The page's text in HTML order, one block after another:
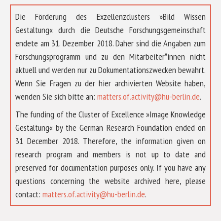
Die Förderung des Exzellenzclusters »Bild Wissen
Gestaltung« durch die Deutsche Forschungsgemeinschaft
endete am 31. Dezember 2018. Daher sind die Angaben zum
Forschungsprogramm und zu den Mitarbeiter*innen nicht
aktuell und werden nur zu Dokumentationszwecken bewahrt.
Wenn Sie Fragen zu der hier archivierten Website haben,
wenden Sie sich bitte an: matters.of.activity@hu-berlin.de.
The funding of the Cluster of Excellence »Image Knowledge
Gestaltung« by the German Research Foundation ended on
31 December 2018. Therefore, the information given on
research program and members is not up to date and
preserved for documentation purposes only. If you have any
questions concerning the website archived here, please
contact: matters.of.activity@hu-berlin.de.
ÜBER UNS